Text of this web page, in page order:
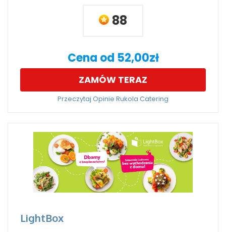
88
Cena od 52,00zł
ZAMÓW TERAZ
Przeczytaj Opinie Rukola Catering
LightBox